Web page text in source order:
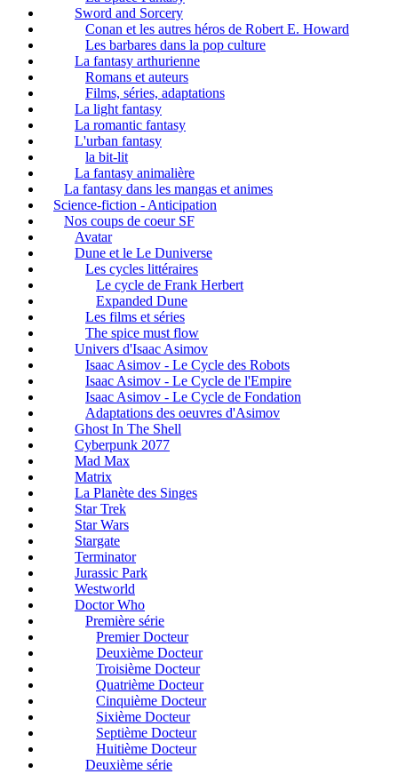
Sword and Sorcery
Conan et les autres héros de Robert E. Howard
Les barbares dans la pop culture
La fantasy arthurienne
Romans et auteurs
Films, séries, adaptations
La light fantasy
La romantic fantasy
L'urban fantasy
la bit-lit
La fantasy animalière
La fantasy dans les mangas et animes
Science-fiction - Anticipation
Nos coups de coeur SF
Avatar
Dune et le Le Duniverse
Les cycles littéraires
Le cycle de Frank Herbert
Expanded Dune
Les films et séries
The spice must flow
Univers d'Isaac Asimov
Isaac Asimov - Le Cycle des Robots
Isaac Asimov - Le Cycle de l'Empire
Isaac Asimov - Le Cycle de Fondation
Adaptations des oeuvres d'Asimov
Ghost In The Shell
Cyberpunk 2077
Mad Max
Matrix
La Planète des Singes
Star Trek
Star Wars
Stargate
Terminator
Jurassic Park
Westworld
Doctor Who
Première série
Premier Docteur
Deuxième Docteur
Troisième Docteur
Quatrième Docteur
Cinquième Docteur
Sixième Docteur
Septième Docteur
Huitième Docteur
Deuxième série